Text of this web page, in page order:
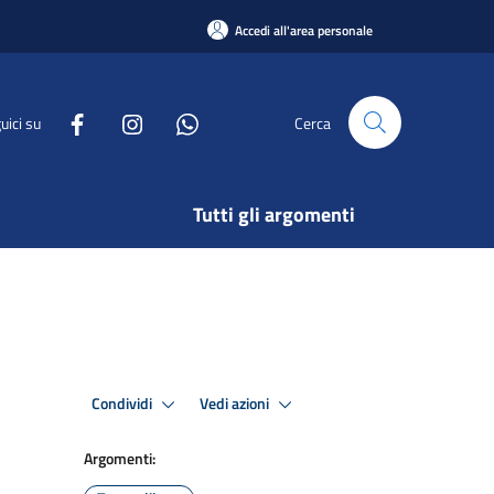
Accedi all'area personale
su Cerca
Tutti gli argomenti
Condividi Vedi azioni
Argomenti: